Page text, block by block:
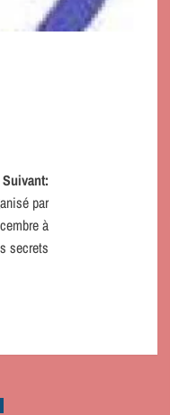
Suivant:
par
à
secrets